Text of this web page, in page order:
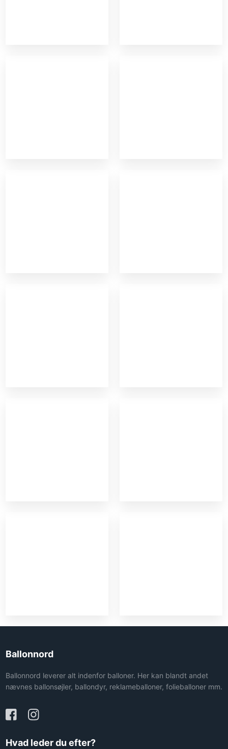
Ballonnord
Ballonnord leverer alt indenfor balloner. Her kan blandt andet
nævnes ballonsøjler, ballondyr, reklameballoner, folieballoner mm.
Hvad leder du efter?